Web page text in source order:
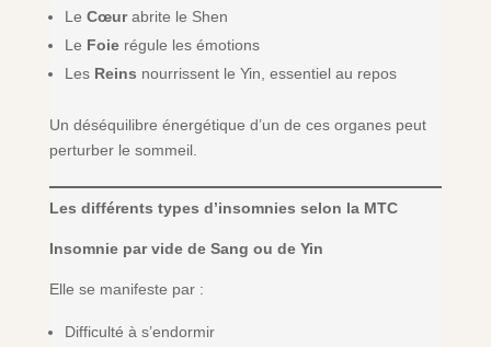
Le Cœurabrite le Shen
Le Foierégule les émotions
Les Reins nourrissent le Yin, essentiel au repos
Un déséquilibre énergétique d’un de ces organes peut
perturber le sommeil.
Les différents types d’insomnies selon la MTC
Insomnie par vide de Sang ou de Yin
Elle se manifeste par :
Difficulté à s’endormir